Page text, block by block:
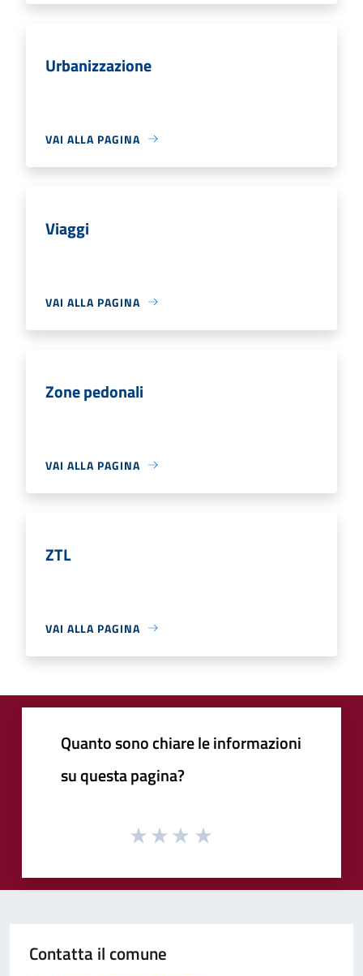
Urbanizzazione
VAI ALLA PAGINA
Viaggi
VAI ALLA PAGINA
Zone pedonali
VAI ALLA PAGINA
ZTL
VAI ALLA PAGINA
Quanto sono chiare le informazioni
su questa pagina?
Contatta il comune